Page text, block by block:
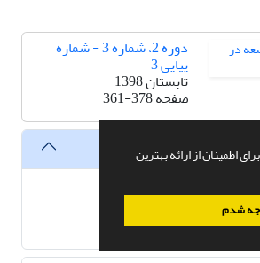
اطمینان از ارائه بهترین
شدم
دوره 2، شماره 3 - شماره
پیاپی 3
تابستان 1398
صفحه361-378